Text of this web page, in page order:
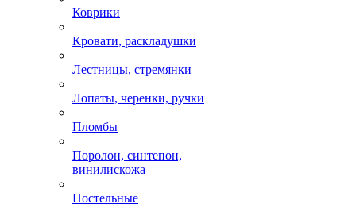
Коврики
Кровати, раскладушки
Лестницы, стремянки
Лопаты, черенки, ручки
Пломбы
Поролон, синтепон,
винилискожа
Постельные